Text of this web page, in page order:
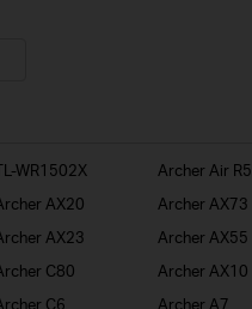
WR1502X
Archer Air R5
AX20
Archer AX73
AX23
Archer AX55
C80
Archer AX10
C6
Archer A7